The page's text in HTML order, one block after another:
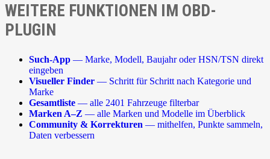
WEITERE FUNKTIONEN IM OBD-
PLUGIN
Such-App — Marke, Modell, Baujahr oder HSN/TSN direkt
eingeben
Visueller Finder — Schritt für Schritt nach Kategorie und
Marke
Gesamtliste — alle 2401 Fahrzeuge filterbar
Marken A–Z — alle Marken und Modelle im Überblick
Community & Korrekturen — mithelfen, Punkte sammeln,
Daten verbessern